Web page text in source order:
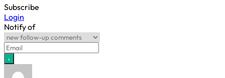
Subscribe
Login
Notify of